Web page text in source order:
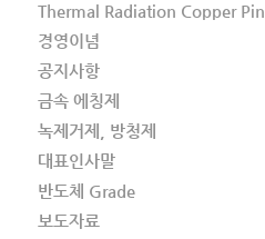
Thermal Radiation Copper Pin
경영이념
공지사항
금속 에칭제
녹제거제, 방청제
대표인사말
반도체 Grade
보도자료